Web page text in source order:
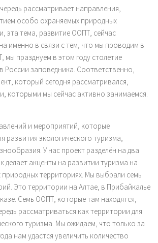
рассматривает направления,
особо охраняемых природных
эта тема, развитие ООПТ, сейчас
именно в связи с тем, что мы проводим в
мы празднуем в этом году столетие
России заповедника. Соответственно,
который сегодня рассматривался,
которыми мы сейчас активно занимаемся.
и мероприятий, которые
развития экологического туризма,
У нас проект разделён на два
делает акценты на развитии туризма на
территориях. Мы выбрали семь
Это территории на Алтае, в Прибайкалье
Семь ООПТ, которые там находятся,
рассматриваться как территории для
туризма. Мы ожидаем, что только за
нам удастся увеличить количество